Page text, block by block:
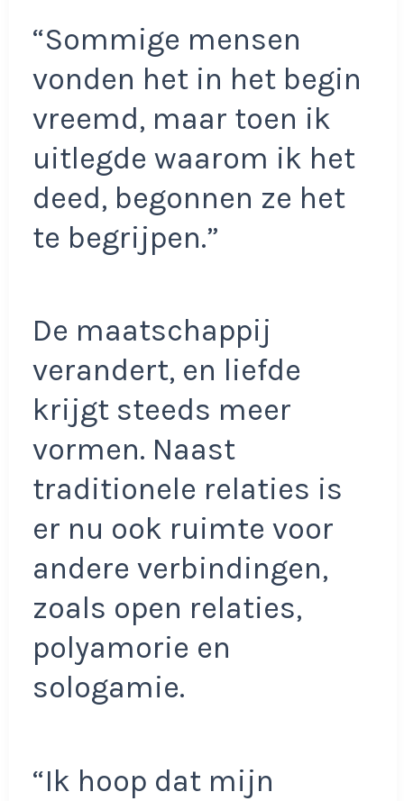
“Sommige mensen
vonden het in het begin
vreemd, maar toen ik
uitlegde waarom ik het
deed, begonnen ze het
te begrijpen.”
De maatschappij
verandert, en liefde
krijgt steeds meer
vormen. Naast
traditionele relaties is
er nu ook ruimte voor
andere verbindingen,
zoals open relaties,
polyamorie en
sologamie.
“Ik hoop dat mijn